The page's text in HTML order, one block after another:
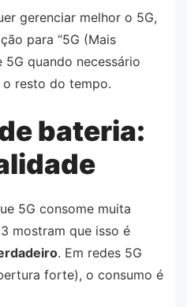
gerenciar melhor o 5G,
para “5G (Mais
quando necessário
o resto do tempo.
bateria:
5G consome muita
mostram que isso é
. Em redes 5G
forte), o consumo é